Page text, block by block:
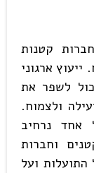
קטנות
ארגוני
לשפר את
ולצמוח.
אחד נרחיב
וחברות
התועלות ועל